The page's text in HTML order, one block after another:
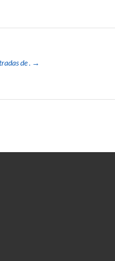
de . →